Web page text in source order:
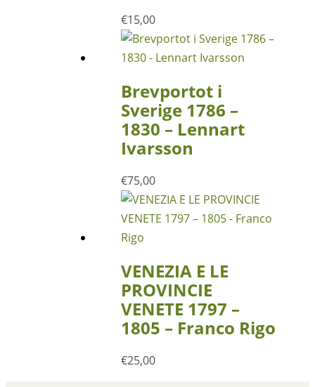
€15,00
Brevportot i
Sverige 1786 –
1830 – Lennart
Ivarsson
€75,00
VENEZIA E LE
PROVINCIE
VENETE 1797 –
1805 – Franco Rigo
€25,00